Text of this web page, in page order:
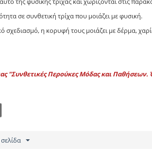
σε συνθετική τρίχα που μοιάζει με φυσική.
σχεδιασμό, η κορυφή τους μοιάζει με δέρμα,
"Συνθετικές Περούκες Μόδας και Παθήσεων.